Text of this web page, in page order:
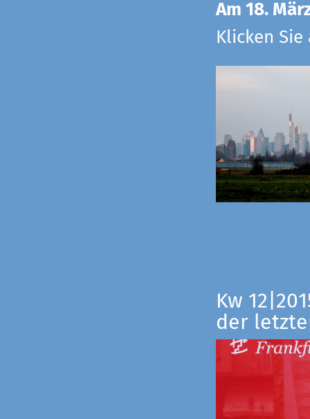
Am 18.
Klicken
Kw
der